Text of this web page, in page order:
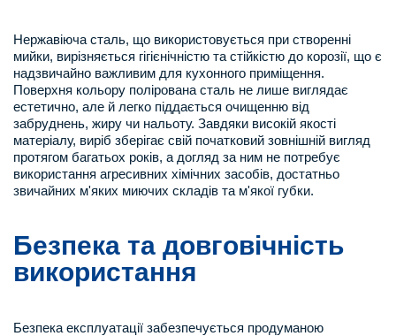
Нержавіюча сталь, що використовується при створенні
мийки, вирізняється гігієнічністю та стійкістю до корозії, що є
надзвичайно важливим для кухонного приміщення.
Поверхня кольору полірована сталь не лише виглядає
естетично, але й легко піддається очищенню від
забруднень, жиру чи нальоту. Завдяки високій якості
матеріалу, виріб зберігає свій початковий зовнішній вигляд
протягом багатьох років, а догляд за ним не потребує
використання агресивних хімічних засобів, достатньо
звичайних м'яких миючих складів та м'якої губки.
Безпека та довговічність
використання
Безпека експлуатації забезпечується продуманою